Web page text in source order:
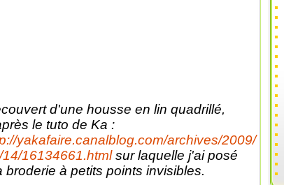
d'une housse en lin quadrillé,
le tuto de Ka :
yakafaire.canalblog.com/archives/2009/
14/16134661.htmlsur laquelle j'ai posé
broderie à petits points invisibles.